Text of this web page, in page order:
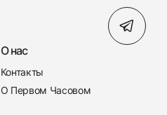
О нас
Контакты
О Первом Часовом